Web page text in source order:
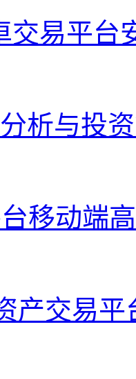
交易平台
析与投
移动端
产交易平